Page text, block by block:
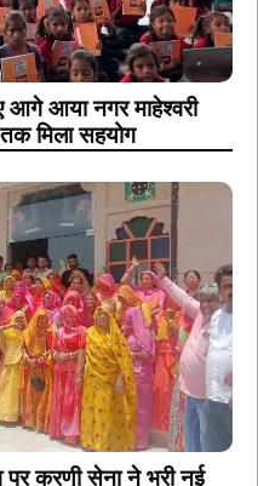
आया नगर माहेश्वरी
तक मिला सहयोग
करणी सेना ने भरी नई